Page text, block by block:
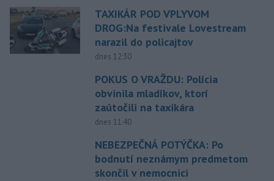
TAXIKÁR POD VPLYVOM
DROG:Na festivale Lovestream
narazil do policajtov
dnes 12:30
POKUS O VRAŽDU: Polícia
obvinila mladíkov, ktorí
zaútočili na taxikára
dnes 11:40
NEBEZPEČNÁ POTÝČKA: Po
bodnutí neznámym predmetom
skončil v nemocnici